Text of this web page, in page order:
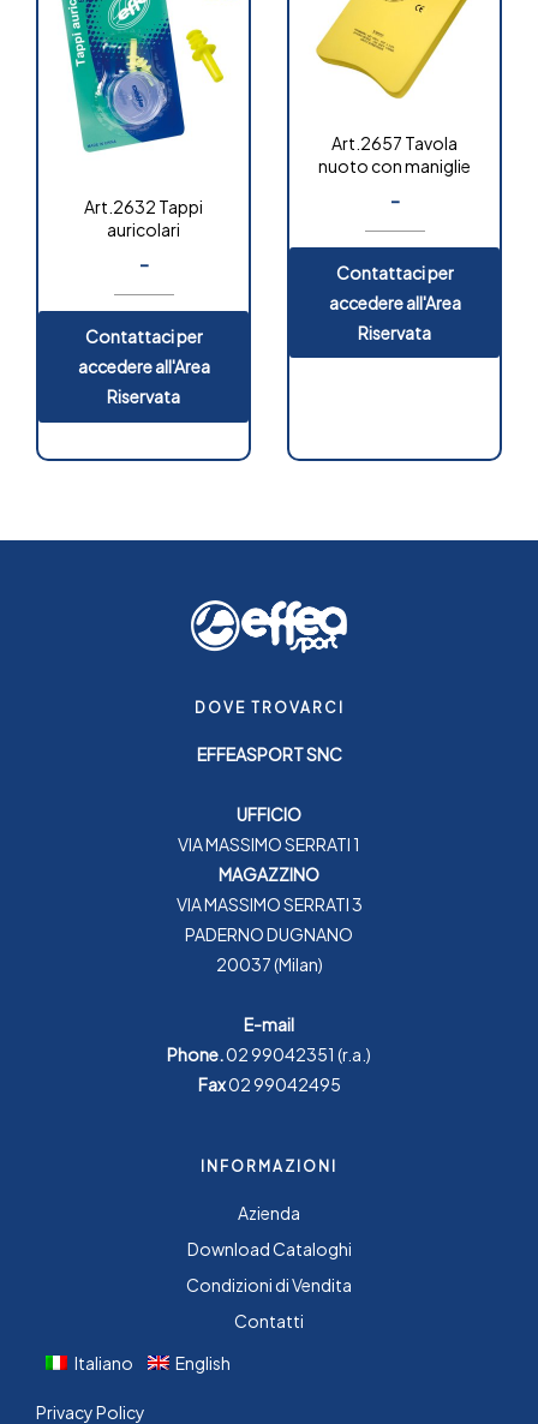
STOCK
Art.2632 Tappi
auricolari
-
Contattaci per
accedere all'Area
Riservata
Art.2657 Tavola
nuoto con maniglie
-
Contattaci per
accedere all'Area
Riservata
DOVE TROVARCI
EFFEASPORT SNC
UFFICIO
VIA MASSIMO SERRATI 1
MAGAZZINO
VIA MASSIMO SERRATI 3
PADERNO DUGNANO
20037 (Milan)
E-mail
Phone. 02 99042351 (r.a.)
Fax02 99042495
INFORMAZIONI
Azienda
Download Cataloghi
Condizioni di Vendita
Contatti
Italiano
English
Privacy Policy